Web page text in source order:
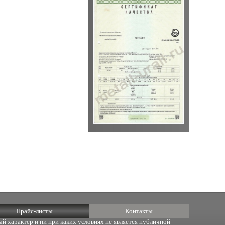
Прайс-листы Контакты
характер и ни при каких условиях не является публичной